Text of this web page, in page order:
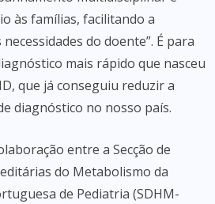
às famílias, facilitando a
do doente”. É para
mais rápido que nasceu
que já conseguiu reduzir a
diagnóstico no nosso país.
entre a Secção de
do Metabolismo da
de Pediatria (SDHM-